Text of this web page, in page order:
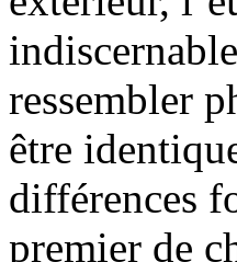
ressembler
être
différences
premier de